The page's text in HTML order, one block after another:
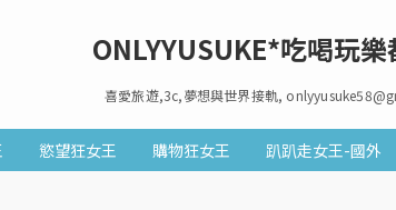
ONLYYUSUKE*吃喝玩
喜愛旅遊,3c,夢想與世界接軌,
慾望狂女王 購物狂女王 趴趴走女王-國外